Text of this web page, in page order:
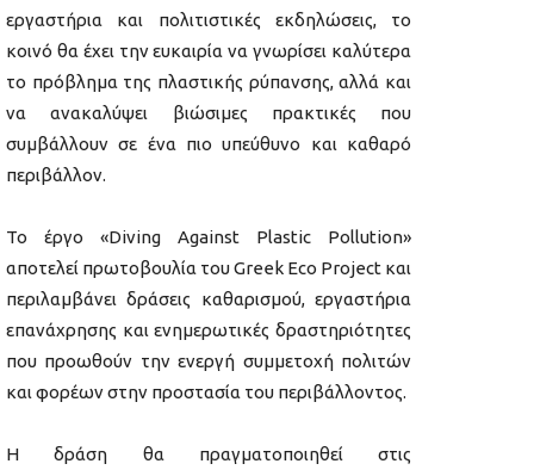
εργαστήρια και πολιτιστικές εκδηλώσεις, το
κοινό θα έχει την ευκαιρία να γνωρίσει καλύτερα
το πρόβλημα της πλαστικής ρύπανσης, αλλά και
να ανακαλύψει βιώσιμες πρακτικές που
συμβάλλουν σε ένα πιο υπεύθυνο και καθαρό
περιβάλλον.
Το έργο «Diving Against Plastic Pollution»
αποτελεί πρωτοβουλία του Greek Eco Project και
περιλαμβάνει δράσεις καθαρισμού, εργαστήρια
επανάχρησης και ενημερωτικές δραστηριότητες
που προωθούν την ενεργή συμμετοχή πολιτών
και φορέων στην προστασία του περιβάλλοντος.
Η δράση θα πραγματοποιηθεί στις